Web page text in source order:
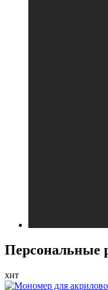
Персональные
хит